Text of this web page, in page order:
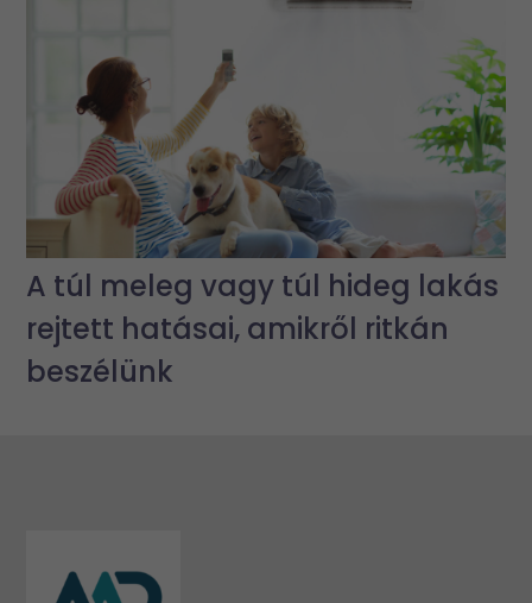
A túl meleg vagy túl hideg lakás
rejtett hatásai, amikről ritkán
beszélünk